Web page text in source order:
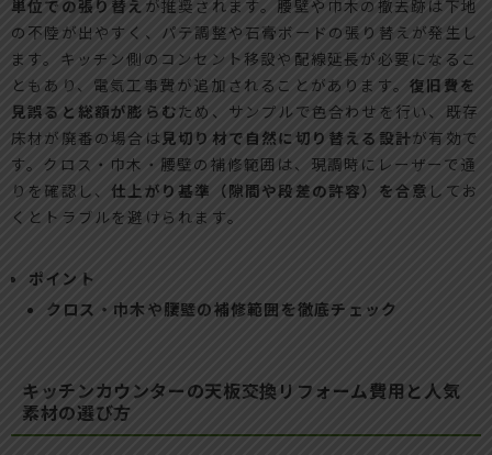
単位での張り替え が推奨されます。腰壁や巾木の撤去跡は下地
の不陸が出やすく、パテ調整や石膏ボードの張り替えが発生し
ます。キッチン側のコンセント移設や配線延長が必要になるこ
ともあり、電気工事費が追加されることがあります。復旧費を
見誤ると総額が膨らむため、サンプルで色合わせを行い、既存
床材が廃番の場合は 見切り材で自然に切り替える設計が有効で
す。クロス・巾木・腰壁の補修範囲は、現調時にレーザーで通
りを確認し、仕上がり基準（隙間や段差の許容）を合意 してお
くとトラブルを避けられます。
ポイント
クロス・巾木や腰壁の補修範囲を徹底チェック
キッチンカウンターの天板交換リフォーム費用と人気
素材の選び方